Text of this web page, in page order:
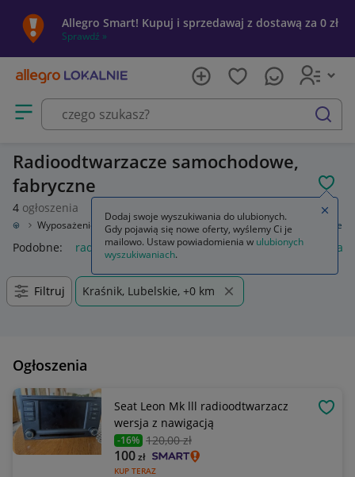
Allegro Smart! Kupuj i sprzedawaj z dostawą za 0 zł
Sprawdź »
Otwórz menu z kategoriami
szukaj
Radioodtwarzacze samochodowe,
fabryczne
4 ogłoszenia
Wyposażenie wnętrza Sprzęt audio fabryczny Radioodtwarzacze
Podobne: radioodtwarzacze radioodtwarzacz
Filtruj Kraśnik, Lubelskie, +0 km
Ogłoszenia
Seat Leon Mk lll radioodtwarzacz
wersja z nawigacją
-16% 120,00 zł
KUP TERAZ
100zł
Dodaj swoje wyszukiwania do ulubionych.
Gdy pojawią się nowe oferty, wyślemy Ci je
mailowo. Ustaw powiadomienia w ulubionych
wyszukiwaniach.